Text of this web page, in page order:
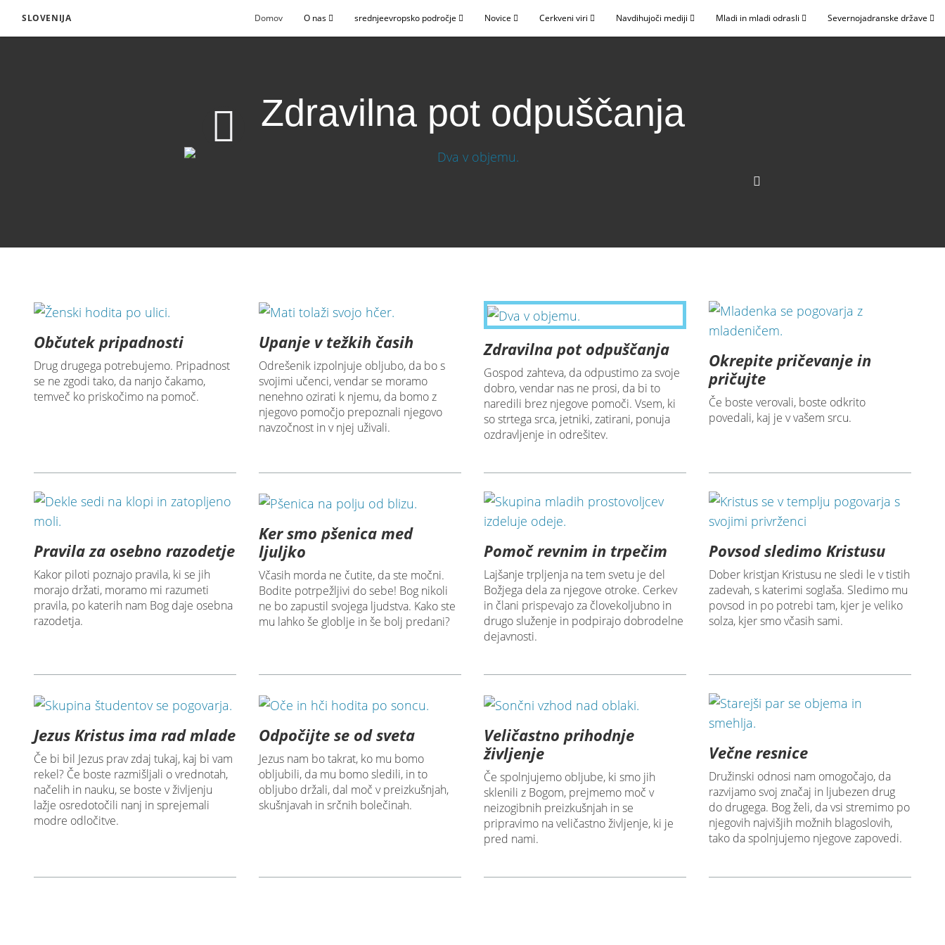
SLOVENIJA Domov O nas srednjeevropsko področje Novice Cerkveni viri Navdihujoči mediji Mladi in mladi odrasli Severnojadranske države
Zdravilna pot odpuščanja
Občutek pripadnosti
Drug drugega potrebujemo. Pripadnost
se ne zgodi tako, da nanjo čakamo,
temveč ko priskočimo na pomoč.
Upanje v težkih časih
Odrešenik izpolnjuje obljubo, da bo s
svojimi učenci, vendar se moramo
nenehno ozirati k njemu, da bomo z
njegovo pomočjo prepoznali njegovo
navzočnost in v njej uživali.
Zdravilna pot odpuščanja
Gospod zahteva, da odpustimo za svoje
dobro, vendar nas ne prosi, da bi to
naredili brez njegove pomoči. Vsem, ki
so strtega srca, jetniki, zatirani, ponuja
ozdravljenje in odrešitev.
Okrepite pričevanje in
pričujte
Če boste verovali, boste odkrito
povedali, kaj je v vašem srcu.
Pravila za osebno razodetje
Kakor piloti poznajo pravila, ki se jih
morajo držati, moramo mi razumeti
pravila, po katerih nam Bog daje osebna
razodetja.
Ker smo pšenica med
ljuljko
Včasih morda ne čutite, da ste močni.
Bodite potrpežljivi do sebe! Bog nikoli
ne bo zapustil svojega ljudstva. Kako ste
mu lahko še globlje in še bolj predani?
Pomoč revnim in trpečim
Lajšanje trpljenja na tem svetu je del
Božjega dela za njegove otroke. Cerkev
in člani prispevajo za človekoljubno in
drugo služenje in podpirajo dobrodelne
dejavnosti.
Povsod sledimo Kristusu
Dober kristjan Kristusu ne sledi le v tistih
zadevah, s katerimi soglaša. Sledimo mu
povsod in po potrebi tam, kjer je veliko
solza, kjer smo včasih sami.
Jezus Kristus ima rad mlade
Če bi bil Jezus prav zdaj tukaj, kaj bi vam
rekel? Če boste razmišljali o vrednotah,
načelih in nauku, se boste v življenju
lažje osredotočili nanj in sprejemali
modre odločitve.
Odpočijte se od sveta
Jezus nam bo takrat, ko mu bomo
obljubili, da mu bomo sledili, in to
obljubo držali, dal moč v preizkušnjah,
skušnjavah in srčnih bolečinah.
Veličastno prihodnje
življenje
Če spolnjujemo obljube, ki smo jih
sklenili z Bogom, prejmemo moč v
neizogibnih preizkušnjah in se
pripravimo na veličastno življenje, ki je
pred nami.
Večne resnice
Družinski odnosi nam omogočajo, da
razvijamo svoj značaj in ljubezen drug
do drugega. Bog želi, da vsi stremimo po
njegovih najvišjih možnih blagoslovih,
tako da spolnjujemo njegove zapovedi.